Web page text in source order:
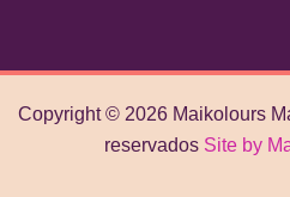
Copyright © 2026 Maikolours
reservados Site by